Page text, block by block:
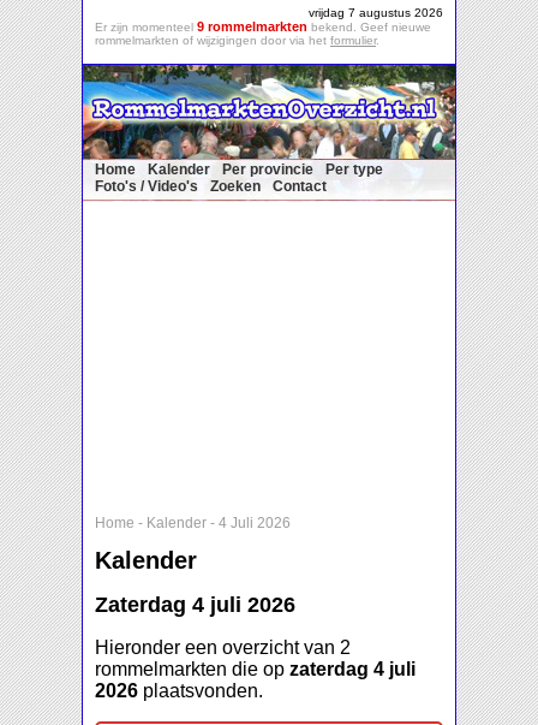
vrijdag 7 augustus 2026
Er zijn momenteel 9 rommelmarkten bekend. Geef nieuwe
rommelmarkten of wijzigingen door via het formulier.
Home Kalender Per provincie
Per type
Foto's / Video's
Zoeken Contact
Home - Kalender - 4 Juli 2026
Kalender
Zaterdag 4 juli 2026
Hieronder een overzicht van 2
rommelmarkten die op zaterdag 4 juli
2026 plaatsvonden.